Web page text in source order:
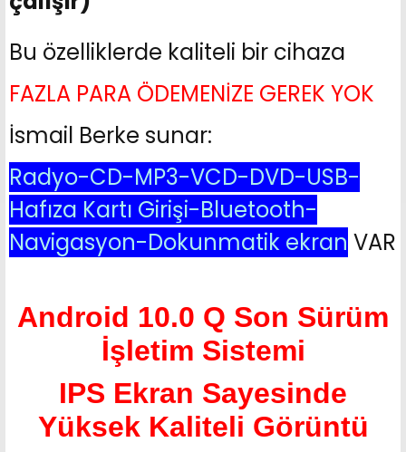
Bu özelliklerde kaliteli bir cihaza
FAZLA PARA ÖDEMENİZE GEREK YOK
İsmail Berke sunar:
Radyo-CD-MP3-VCD-DVD-USB-
Hafıza Kartı Girişi-Bluetooth-
Navigasyon-Dokunmatik ekran VAR
Android 10.0 Q Son Sürüm
İşletim Sistemi
IPS Ekran Sayesinde
Yüksek Kaliteli Görüntü